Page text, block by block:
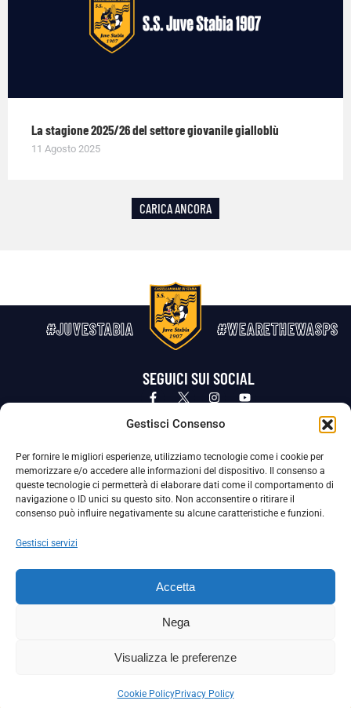
Gestisci Consenso
Per fornire le migliori esperienze, utilizziamo tecnologie come i cookie per
memorizzare e/o accedere alle informazioni del dispositivo. Il consenso a
queste tecnologie ci permetterà di elaborare dati come il comportamento di
navigazione o ID unici su questo sito. Non acconsentire o ritirare il
consenso può influire negativamente su alcune caratteristiche e funzioni.
Gestisci servizi
Accetta
Nega
Visualizza le preferenze
Cookie PolicyPrivacy Policy
La stagione 2025/26 del settore giovanile gialloblù
11 Agosto 2025
CARICA ANCORA
#JUVESTABIA #WEARETHEWASPS
SEGUICI SUI SOCIAL
Privacy Policy Cookie Policy
La Società ha nominato il Responsabile della Protezione dei Dati Personali (DPO), figura specializzata che vigila sulle modalità
adottate dalla nostra Società per tutelare i Suoi dati personali.
Per contattare il DPO può scrivere a
La Società ha inoltre adottato un proprio Codice Etico, consultabile al seguente link:
Scarica il Codice Etico
Copyright © 2024 – S.S. JUVE STABIA 1907 | P.IVA: 04246411211 | Tutti i diritti sono riservati | Made with